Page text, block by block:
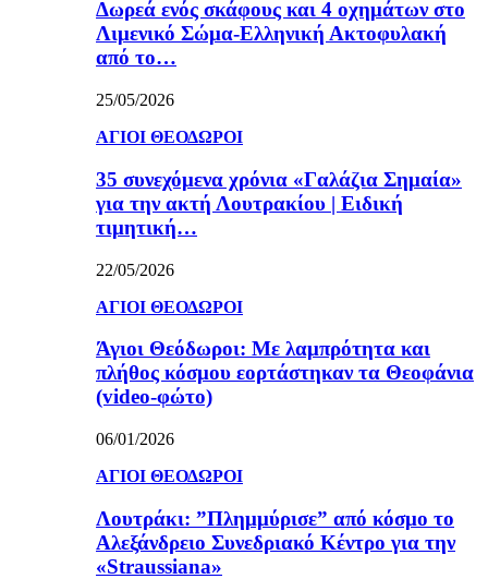
Δωρεά ενός σκάφους και 4 οχημάτων στο
Λιμενικό Σώμα-Ελληνική Ακτοφυλακή
από το…
25/05/2026
ΑΓΙΟΙ ΘΕΟΔΩΡΟΙ
35 συνεχόμενα χρόνια «Γαλάζια Σημαία»
για την ακτή Λουτρακίου | Ειδική
τιμητική…
22/05/2026
ΑΓΙΟΙ ΘΕΟΔΩΡΟΙ
Άγιοι Θεόδωροι: Με λαμπρότητα και
πλήθος κόσμου εορτάστηκαν τα Θεοφάνια
(video-φώτο)
06/01/2026
ΑΓΙΟΙ ΘΕΟΔΩΡΟΙ
Λουτράκι: ”Πλημμύρισε” από κόσμο το
Αλεξάνδρειο Συνεδριακό Κέντρο για την
«Straussiana»